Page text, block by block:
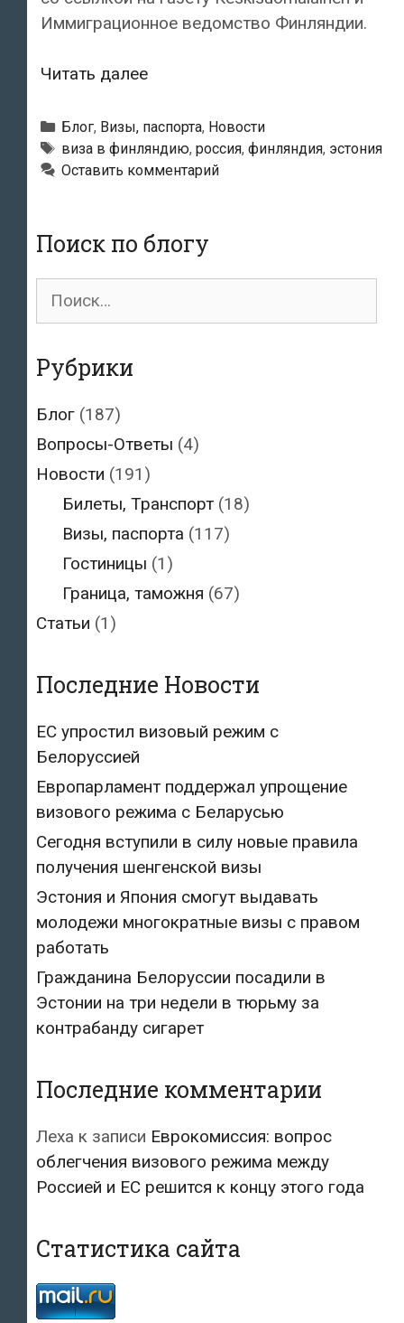
Иммиграционное ведомство Финляндии.
Читать далееНескольким
иностранцев
запрещен
въезд
Рубрики
Блог, Визы, паспорта, Новости
Метки
виза в финляндию, россия, финляндия, эстония
Оставить комментарий
Поиск по блогу
Рубрики
Блог (187)
Вопросы-Ответы (4)
Новости (191)
Билеты, Транспорт(18)
Визы, паспорта (117)
Гостиницы (1)
Граница, таможня (67)
Статьи (1)
Последние Новости
ЕС упростил визовый режим с
Белоруссией
Европарламент поддержал упрощение
визового режима с Беларусью
Сегодня вступили в силу новые правила
получения шенгенской визы
Эстония и Япония смогут выдавать
молодежи многократные визы с правом
работать
Гражданина Белоруссии посадили в
Эстонии на три недели в тюрьму за
контрабанду сигарет
Последние комментарии
Леха к записи Еврокомиссия: вопрос
облегчения визового режима между
Россией и ЕС решится к концу этого года
Статистика сайта